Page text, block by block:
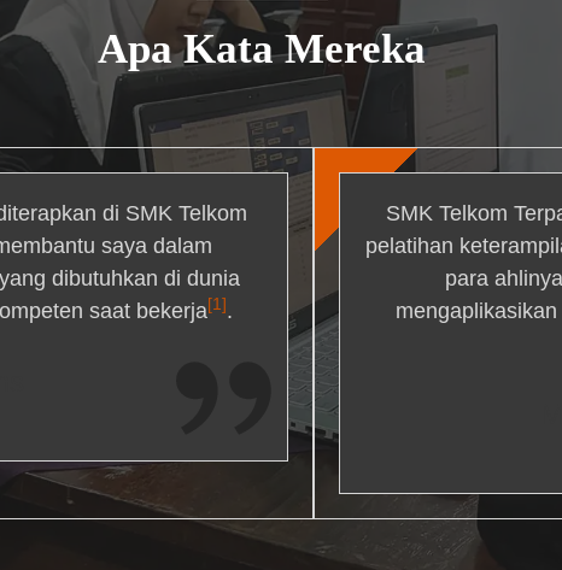
Apa Kata Mereka
di SMK Telkom
saya dalam
dibutuhkan di dunia
saat bekerja[1].
SMK Telkom
pelatihan
para